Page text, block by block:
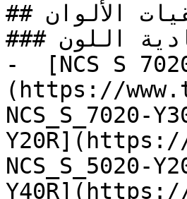
## توافقيات الألوان
### أحادية اللون
-  [NCS S
(https://